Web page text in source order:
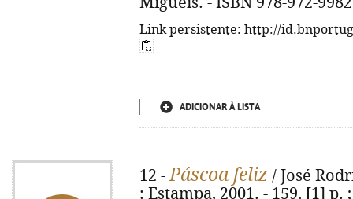
Link persistente: http://
ADICIONAR À LISTA
12 -Páscoa feliz / José
: Estampa, 2001. - 159, [1]